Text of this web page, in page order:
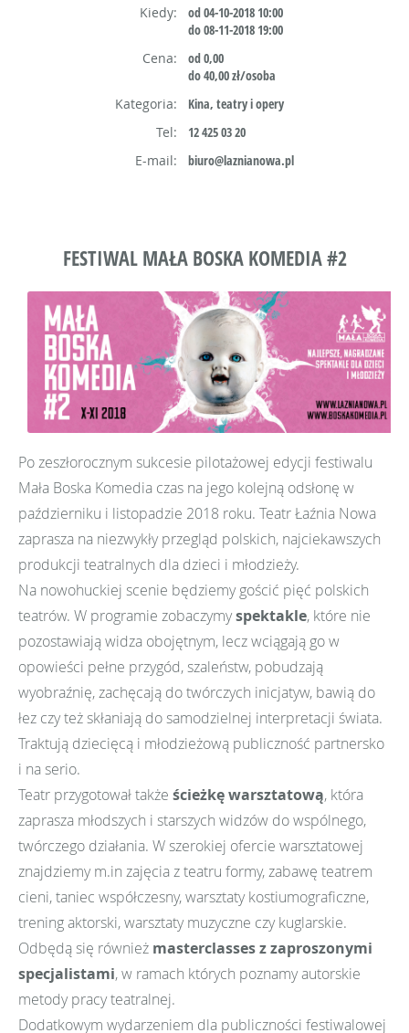
Kiedy:
od 04-10-2018 10:00
do 08-11-2018 19:00
Cena:
od 0,00
do 40,00 zł/osoba
Kategoria:
Kina, teatry i opery
Tel:
12 425 03 20
E-mail:
biuro@laznianowa.pl
FESTIWAL MAŁA BOSKA KOMEDIA #2
Po zeszłorocznym sukcesie pilotażowej edycji festiwalu
Mała Boska Komedia czas na jego kolejną odsłonę w
październiku i listopadzie 2018 roku. Teatr Łaźnia Nowa
zaprasza na niezwykły przegląd polskich, najciekawszych
produkcji teatralnych dla dzieci i młodzieży.
Na nowohuckiej scenie będziemy gościć pięć polskich
teatrów. W programie zobaczymyspektakle, które nie
pozostawiają widza obojętnym, lecz wciągają go w
opowieści pełne przygód, szaleństw, pobudzają
wyobraźnię, zachęcają do twórczych inicjatyw, bawią do
łez czy też skłaniają do samodzielnej interpretacji świata.
Traktują dziecięcą i młodzieżową publiczność partnersko
i na serio.
Teatr przygotował także ścieżkę warsztatową, która
zaprasza młodszych i starszych widzów do wspólnego,
twórczego działania. W szerokiej ofercie warsztatowej
znajdziemy m.in zajęcia z teatru formy, zabawę teatrem
cieni, taniec współczesny, warsztaty kostiumograficzne,
trening aktorski, warsztaty muzyczne czy kuglarskie.
Odbędą się również masterclasses z zaproszonymi
specjalistami, w ramach których poznamy autorskie
metody pracy teatralnej.
Dodatkowym wydarzeniem dla publiczności festiwalowej